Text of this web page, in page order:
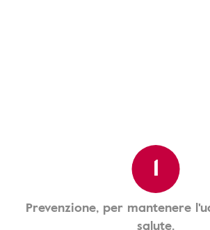
1
Prevenzione, per mantenere
salute.